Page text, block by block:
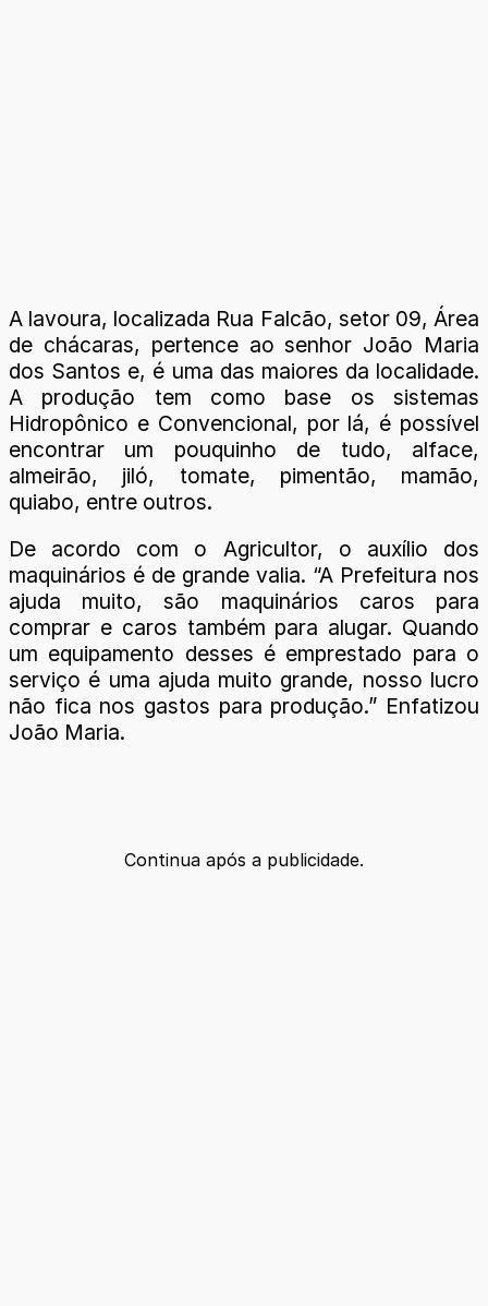
A lavoura, localizada Rua Falcão, setor 09, Área
de chácaras, pertence ao senhor João Maria
dos Santos e, é uma das maiores da localidade.
A produção tem como base os sistemas
Hidropônico e Convencional, por lá, é possível
encontrar um pouquinho de tudo, alface,
almeirão, jiló, tomate, pimentão, mamão,
quiabo, entre outros.
De acordo com o Agricultor, o auxílio dos
maquinários é de grande valia. “A Prefeitura nos
ajuda muito, são maquinários caros para
comprar e caros também para alugar. Quando
um equipamento desses é emprestado para o
serviço é uma ajuda muito grande, nosso lucro
não fica nos gastos para produção.” Enfatizou
João Maria.
Continua após a publicidade.